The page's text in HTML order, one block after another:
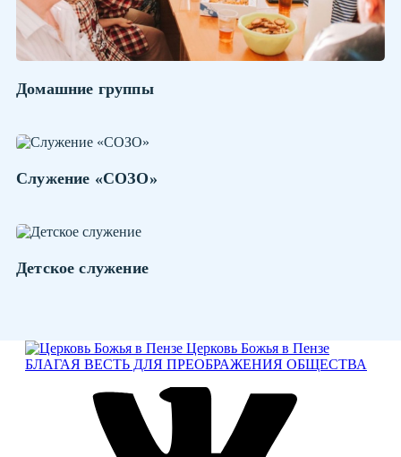
Домашние группы
Служение «СОЗО»
Детское служение
Церковь Божья в Пензе
БЛАГАЯ ВЕСТЬ ДЛЯ ПРЕОБРАЖЕНИЯ ОБЩЕСТВА